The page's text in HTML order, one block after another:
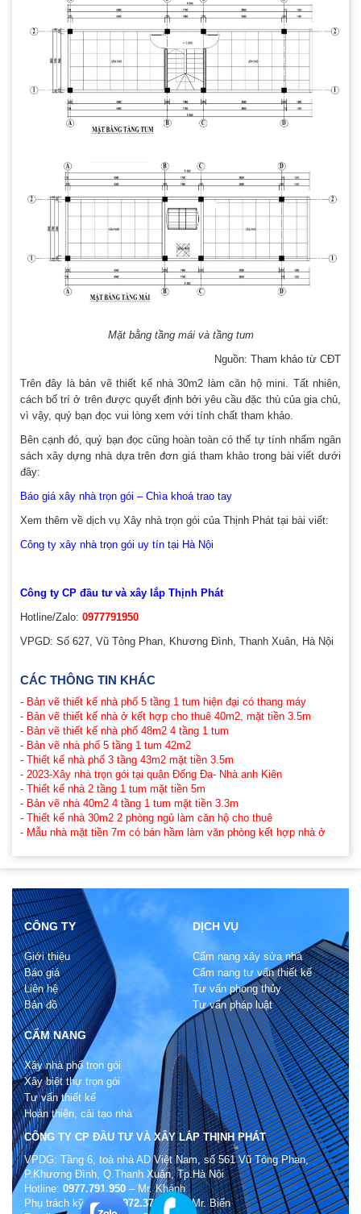
Mặt bằng tầng mái và tầng tum
Nguồn: Tham khảo từ CĐT
Trên đây là bản vẽ thiết kế nhà 30m2 làm căn hộ mini. Tất nhiên,
cách bố trí ở trên được quyết định bởi yêu cầu đặc thù của gia chủ,
vì vậy, quý bạn đọc vui lòng xem với tính chất tham khảo.
Bên cạnh đó, quý bạn đọc cũng hoàn toàn có thể tự tính nhẩm ngân
sách xây dựng nhà dựa trên đơn giá tham khảo trong bài viết dưới
đây:
Báo giá xây nhà trọn gói – Chìa khoá trao tay
Xem thêm về dịch vụ Xây nhà trọn gói của Thịnh Phát tại bài viết:
Công ty xây nhà trọn gói uy tín tại Hà Nội
Công ty CP đầu tư và xây lắp Thịnh Phát
Hotline/Zalo: 0977791950
VPGD: Số 627, Vũ Tông Phan, Khương Đình, Thanh Xuân, Hà Nội
CÁC THÔNG TIN KHÁC
- Bản vẽ thiết kế nhà phố 5 tầng 1 tum hiện đại có thang máy
- Bản vẽ thiết kế nhà ở kết hợp cho thuê 40m2, mặt tiền 3.5m
- Bản vẽ thiết kế nhà phố 48m2 4 tầng 1 tum
- Bản vẽ nhà phố 5 tầng 1 tum 42m2
- Thiết kế nhà phố 3 tầng 43m2 mặt tiền 3.5m
- 2023-Xây nhà trọn gói tại quận Đống Đa- Nhà anh Kiên
- Thiết kế nhà 2 tầng 1 tum mặt tiền 5m
- Bản vẽ nhà 40m2 4 tầng 1 tum mặt tiền 3.3m
- Thiết kế nhà 30m2 2 phòng ngủ làm căn hộ cho thuê
- Mẫu nhà mặt tiền 7m có bán hầm làm văn phòng kết hợp nhà ở
CÔNG TY
Giới thiệu
Báo giá
Liên hệ
Bản đồ
DỊCH VỤ
Cẩm nang xây sửa nhà
Cẩm nang tư vấn thiết kế
Tư vấn phong thủy
Tư vấn pháp luật
CẨM NANG
Xây nhà phố trọn gói
Xây biệt thự trọn gói
Tư vấn thiết kế
Hoàn thiện, cải tạo nhà
CÔNG TY CP ĐẦU TƯ VÀ XÂY LẮP THỊNH PHÁT
VPDG: Tầng 6, toà nhà AD Việt Nam, số 561 Vũ Tông Phan,
P.Khương Đình, Q.Thanh Xuân, Tp.Hà Nội
Hotline: 0977.791.950 – Mr. Khánh
Phụ trách kỹ thuật:
0972.370.846
– Mr. Biển